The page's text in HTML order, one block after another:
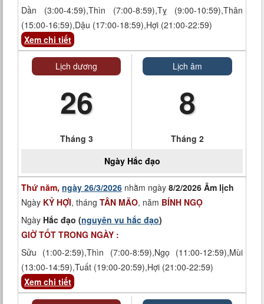
Dần (3:00-4:59),Thìn (7:00-8:59),Tỵ (9:00-10:59),Thân
(15:00-16:59),Dậu (17:00-18:59),Hợi (21:00-22:59)
Xem chi tiết
Lịch dương
26
Tháng 3
Lịch âm
8
Tháng 2
Ngày Hắc đạo
Thứ năm, ngày 26/3/2026 nhằm ngày 8/2/2026 Âm lịch
Ngày KỶ HỢI, tháng TÂN MÃO, năm BÍNH NGỌ
Ngày Hắc đạo (nguyên vu hắc đạo)
GIỜ TỐT TRONG NGÀY :
Sửu (1:00-2:59),Thìn (7:00-8:59),Ngọ (11:00-12:59),Mùi
(13:00-14:59),Tuất (19:00-20:59),Hợi (21:00-22:59)
Xem chi tiết